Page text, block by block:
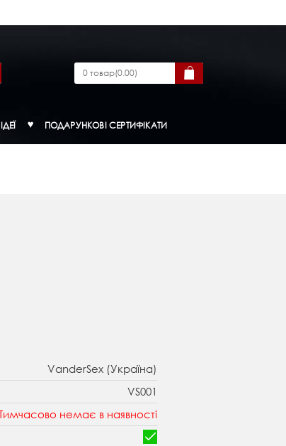
0товар(0.00)
ІДЕЇ ПОДАРУНКОВІ СЕРТИФІКАТИ
VanderSex (Україна)
VS001
немає в наявності